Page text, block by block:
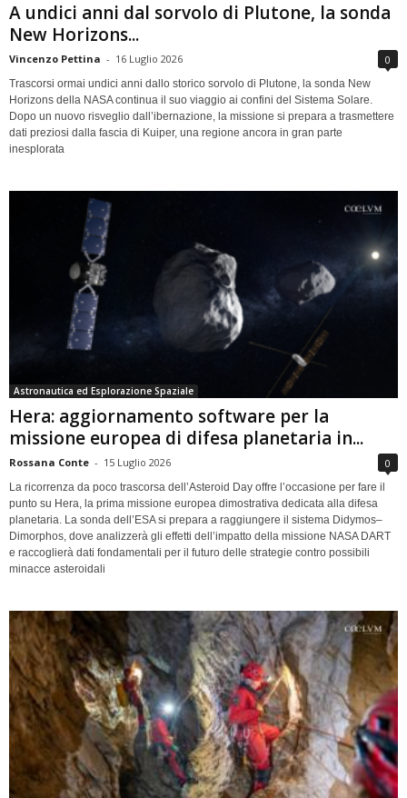
A undici anni dal sorvolo di Plutone, la sonda
New Horizons...
Vincenzo Pettina - 16 Luglio 2026 0
Trascorsi ormai undici anni dallo storico sorvolo di Plutone, la sonda New
Horizons della NASA continua il suo viaggio ai confini del Sistema Solare.
Dopo un nuovo risveglio dall’ibernazione, la missione si prepara a trasmettere
dati preziosi dalla fascia di Kuiper, una regione ancora in gran parte
inesplorata
Astronautica ed Esplorazione Spaziale
Hera: aggiornamento software per la
missione europea di difesa planetaria in...
Rossana Conte - 15 Luglio 2026 0
La ricorrenza da poco trascorsa dell’Asteroid Day offre l’occasione per fare il
punto su Hera, la prima missione europea dimostrativa dedicata alla difesa
planetaria. La sonda dell’ESA si prepara a raggiungere il sistema Didymos–
Dimorphos, dove analizzerà gli effetti dell’impatto della missione NASA DART
e raccoglierà dati fondamentali per il futuro delle strategie contro possibili
minacce asteroidali